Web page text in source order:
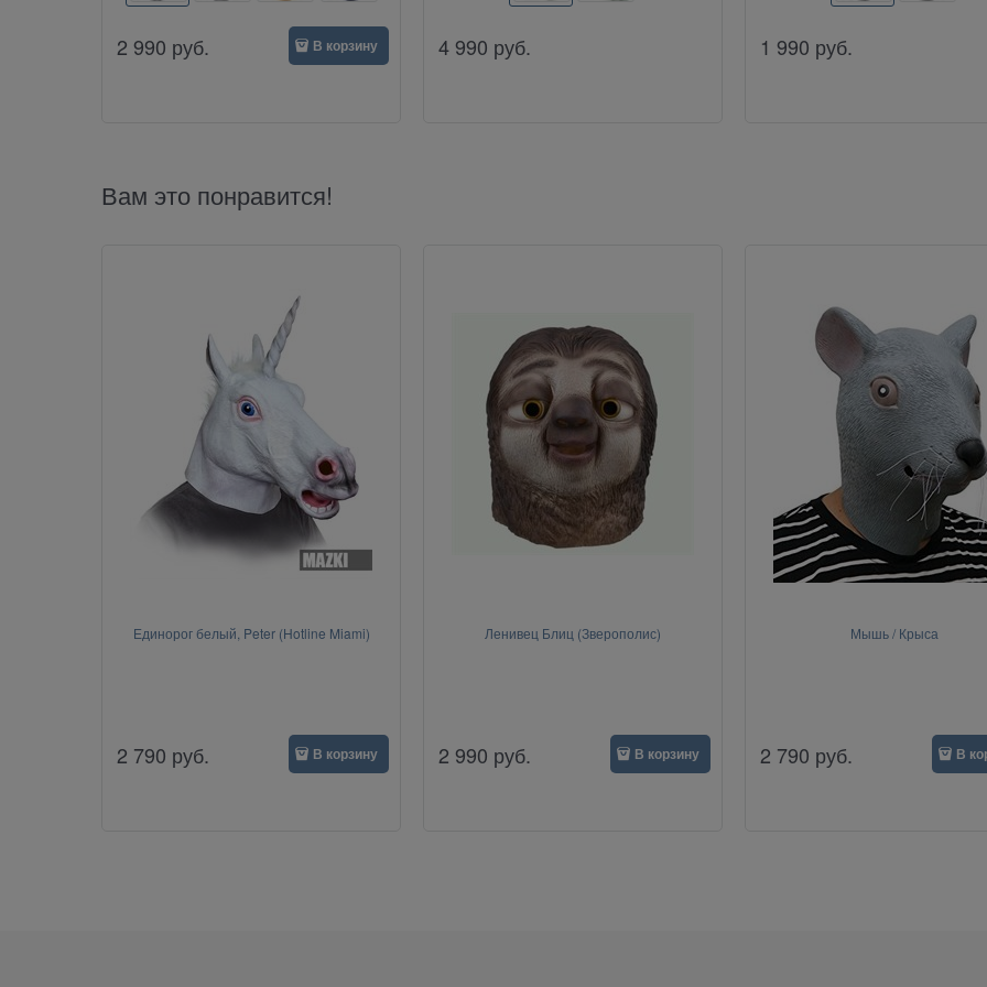
2 990 руб. В корзину 4 990 руб. 1 990 руб.
Вам это понравится!
Единорог белый, Peter (Hotline Miami)
2 790 руб. В корзину
Ленивец Блиц (Зверополис)
2 990 руб. В корзину
Мышь / Крыса
2 790 руб. В